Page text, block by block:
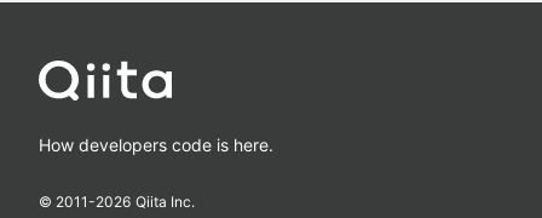
How developers code is here.
© 2011-2026 Qiita Inc.